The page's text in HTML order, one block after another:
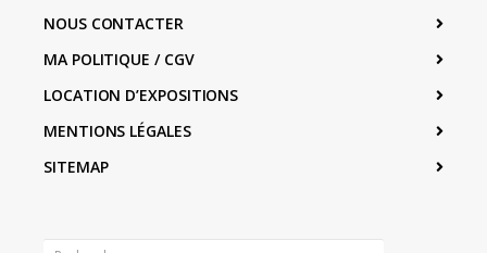
NOUS CONTACTER
MA POLITIQUE / CGV
LOCATION D’EXPOSITIONS
MENTIONS LÉGALES
SITEMAP